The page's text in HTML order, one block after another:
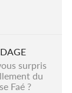
surpris
du
Faé ?